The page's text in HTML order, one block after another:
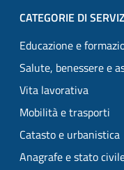
CATEGORIE DI
Educazione e
Salute, benessere e
Vita lavorativa
Mobilità e trasporti
Catasto e urbanistica
Anagrafe e stato